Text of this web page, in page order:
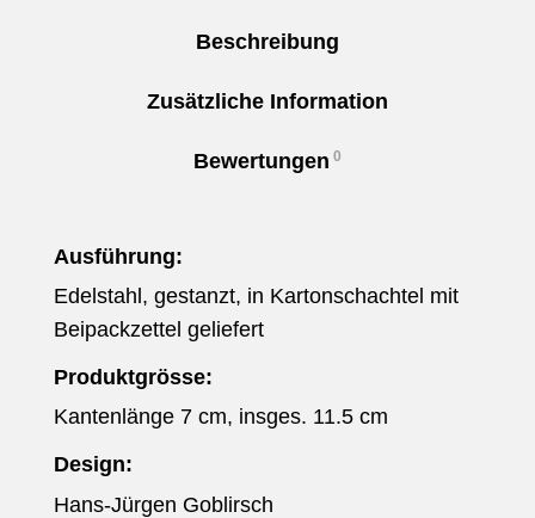
Beschreibung
Zusätzliche Information
Bewertungen 0
Ausführung:
Edelstahl, gestanzt, in Kartonschachtel mit
Beipackzettel geliefert
Produktgrösse:
Kantenlänge 7 cm, insges. 11.5 cm
Design:
Hans-Jürgen Goblirsch